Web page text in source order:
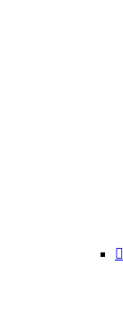
